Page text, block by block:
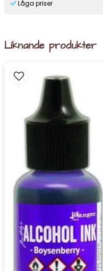
Låga priser
Liknande produkter